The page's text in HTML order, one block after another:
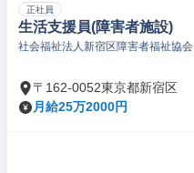
正社員
生活支援員(障害者施設)
社会福祉法人新宿区障害者福祉協会
〒162-0052東京都新宿区
月給25万2000円